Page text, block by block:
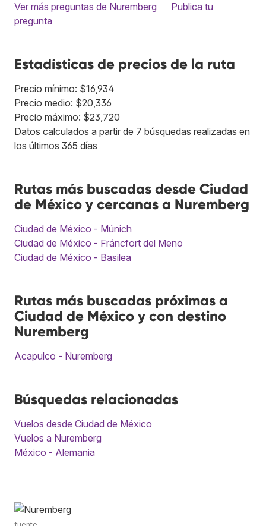
Ver más preguntas de Nuremberg
Publica tu
pregunta
Estadísticas de precios de la ruta
Precio mínimo: $16,934
Precio medio: $20,336
Precio máximo: $23,720
Datos calculados a partir de 7 búsquedas realizadas en
los últimos 365 días
Rutas más buscadas desde Ciudad
de México y cercanas a Nuremberg
Ciudad de México - Múnich
Ciudad de México - Fráncfort del Meno
Ciudad de México - Basilea
Rutas más buscadas próximas a
Ciudad de México y con destino
Nuremberg
Acapulco - Nuremberg
Búsquedas relacionadas
Vuelos desde Ciudad de México
Vuelos a Nuremberg
México - Alemania